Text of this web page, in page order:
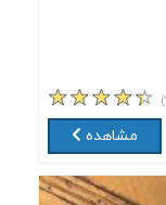
مشاهده